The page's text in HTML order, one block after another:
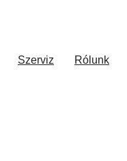
Szerviz Rólunk